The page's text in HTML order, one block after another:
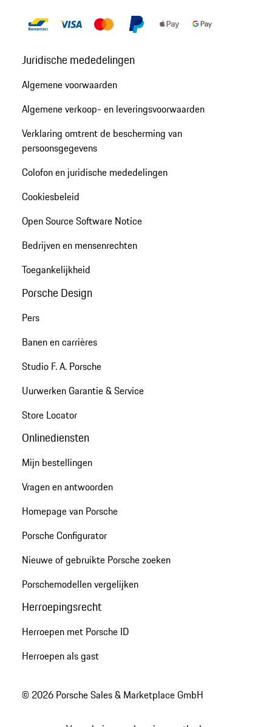
Juridische mededelingen
Algemene voorwaarden
Algemene verkoop- en leveringsvoorwaarden
Verklaring omtrent de bescherming van
persoonsgegevens
Colofon en juridische mededelingen
Cookiesbeleid
Open Source Software Notice
Bedrijven en mensenrechten
Toegankelijkheid
Porsche Design
Pers
Banen en carrières
Studio F. A. Porsche
Uurwerken Garantie & Service
Store Locator
Onlinediensten
Mijn bestellingen
Vragen en antwoorden
Homepage van Porsche
Porsche Configurator
Nieuwe of gebruikte Porsche zoeken
Porschemodellen vergelijken
Herroepingsrecht
Herroepen met Porsche ID
Herroepen als gast
© 2026 Porsche Sales & Marketplace GmbH